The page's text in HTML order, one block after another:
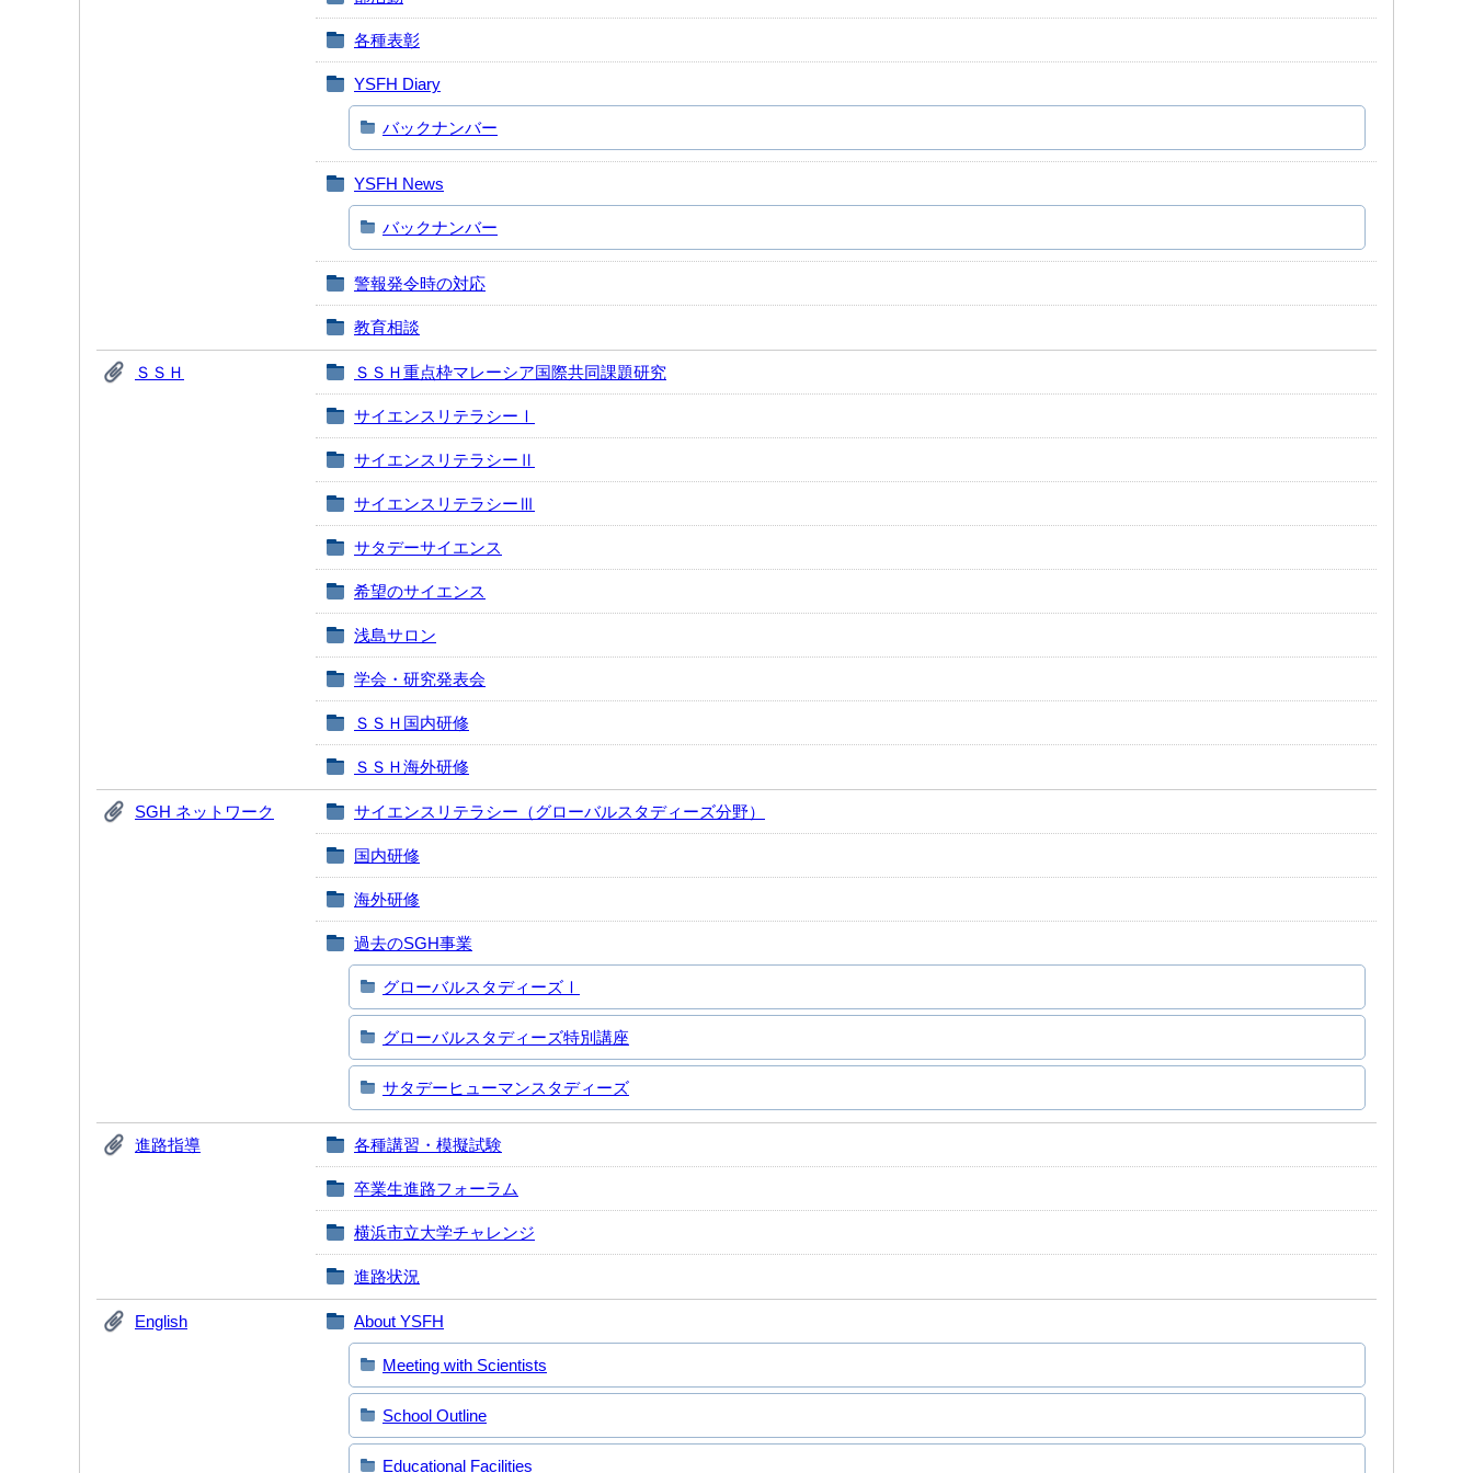
各種表彰
YSFH Diary
バックナンバー
YSFH News
バックナンバー
警報発令時の対応
教育相談
ＳＳＨ ＳＳＨ重点枠マレーシア国際共同課題研究
サイエンスリテラシーⅠ
サイエンスリテラシーⅡ
サイエンスリテラシーⅢ
サタデーサイエンス
希望のサイエンス
浅島サロン
学会・研究発表会
ＳＳＨ国内研修
ＳＳＨ海外研修
SGH ネットワーク サイエンスリテラシー（グローバルスタディーズ分野）
国内研修
海外研修
過去のSGH事業
グローバルスタディーズⅠ
グローバルスタディーズ特別講座
サタデーヒューマンスタディーズ
進路指導 各種講習・模擬試験
卒業生進路フォーラム
横浜市立大学チャレンジ
進路状況
English About YSFH
Meeting with Scientists
School Outline
Educational Facilities